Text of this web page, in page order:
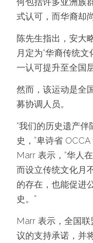
式认可，而华裔却
陈先生指出，安大
月定为“华裔传统
一认可提升至全国
然而，该运动是全
募协调人员。
“我们的历史遗产
史，”卑诗省
Marr 表示，“华人
而设立传统文化月
的存在，也能促进
史。”
Marr 表示，全国
议的支持承诺，并